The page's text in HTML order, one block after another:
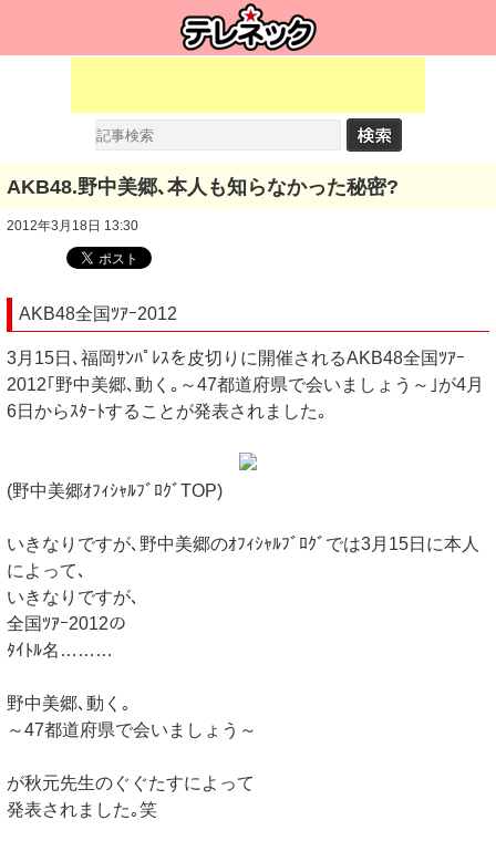
AKB48.野中美郷､本人も知らなかった秘密?
2012年3月18日 13:30
AKB48全国ﾂｱｰ2012
3月15日､福岡ｻﾝﾊﾟﾚｽを皮切りに開催されるAKB48全国ﾂｱｰ
2012｢野中美郷､動く｡～47都道府県で会いましょう～｣が4月
6日からｽﾀｰﾄすることが発表されました｡
(野中美郷ｵﾌｨｼｬﾙﾌﾞﾛｸﾞTOP)
いきなりですが､野中美郷のｵﾌｨｼｬﾙﾌﾞﾛｸﾞでは3月15日に本人
によって､
いきなりですが､
全国ﾂｱｰ2012の
ﾀｲﾄﾙ名………
野中美郷､動く｡
～47都道府県で会いましょう～
が秋元先生のぐぐたすによって
発表されました｡笑